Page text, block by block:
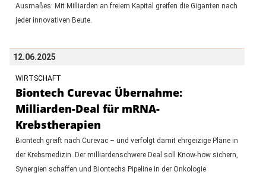
Ausmaßes: Mit Milliarden an freiem Kapital greifen die Giganten nach
jeder innovativen Beute.
12.06.2025
WIRTSCHAFT
Biontech Curevac Übernahme:
Milliarden-Deal für mRNA-
Krebstherapien
Biontech greift nach Curevac – und verfolgt damit ehrgeizige Pläne in
der Krebsmedizin. Der milliardenschwere Deal soll Know-how sichern,
Synergien schaffen und Biontechs Pipeline in der Onkologie